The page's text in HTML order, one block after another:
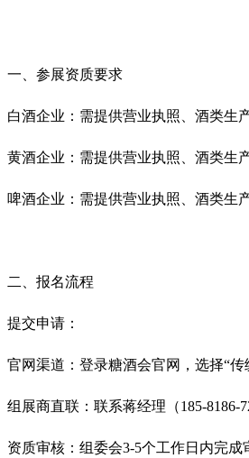
一、参展资质要求
白酒企业‌：需提供营业执照、 酒类生
黄酒企业‌：需提供营业执照、酒类生
啤酒企业‌：需提供营业执照、酒类生
二、报名流程
提交申请‌：
官网渠道：登录糖酒会官网，选择“传
组展商直联：联系蒋经理（185-8186-
资质审核‌：组委会3-5个工作日内完成